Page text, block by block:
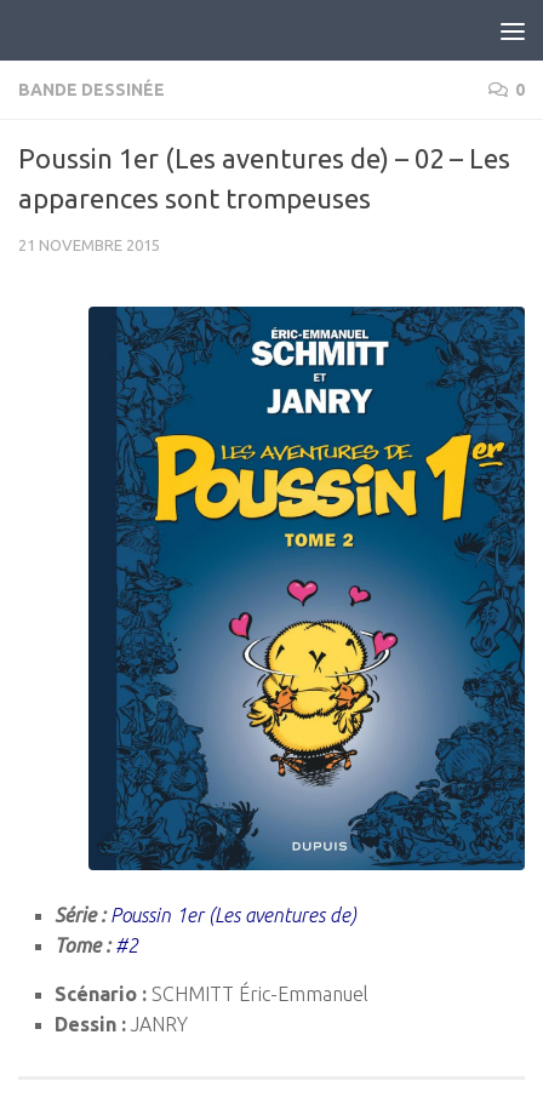
BANDE DESSINÉE 0
Poussin 1er (Les aventures de) – 02 – Les
apparences sont trompeuses
21 NOVEMBRE 2015
Série : Poussin 1er (Les aventures de)
Tome :#2
Scénario : SCHMITT Éric-Emmanuel
Dessin : JANRY